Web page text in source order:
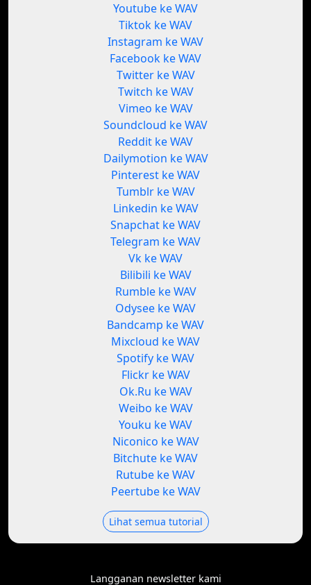
Youtube ke WAV
Tiktok ke WAV
Instagram ke WAV
Facebook ke WAV
Twitter ke WAV
Twitch ke WAV
Vimeo ke WAV
Soundcloud ke WAV
Reddit ke WAV
Dailymotion ke WAV
Pinterest ke WAV
Tumblr ke WAV
Linkedin ke WAV
Snapchat ke WAV
Telegram ke WAV
Vk ke WAV
Bilibili ke WAV
Rumble ke WAV
Odysee ke WAV
Bandcamp ke WAV
Mixcloud ke WAV
Spotify ke WAV
Flickr ke WAV
Ok.Ru ke WAV
Weibo ke WAV
Youku ke WAV
Niconico ke WAV
Bitchute ke WAV
Rutube ke WAV
Peertube ke WAV
Lihat semua tutorial
Langganan newsletter kami